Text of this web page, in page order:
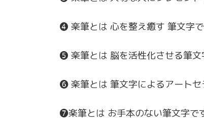
❹ 楽筆とは 心を整え癒す 筆文字で
❺ 楽筆とは 脳を活性化させる筆文
❻ 楽筆とは 筆文字によるアートセ
❼楽筆とは お手本のない筆文字で